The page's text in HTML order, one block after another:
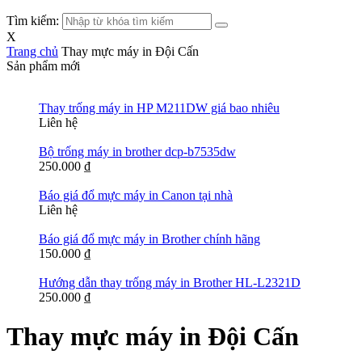
Tìm kiếm:
X
Trang chủ Thay mực máy in Đội Cấn
Sản phẩm mới
Thay trống máy in HP M211DW giá bao nhiêu
Liên hệ
Bộ trống máy in brother dcp-b7535dw
250.000 ₫
Báo giá đổ mực máy in Canon tại nhà
Liên hệ
Báo giá đổ mực máy in Brother chính hãng
150.000 ₫
Hướng dẫn thay trống máy in Brother HL-L2321D
250.000 ₫
Thay mực máy in Đội Cấn